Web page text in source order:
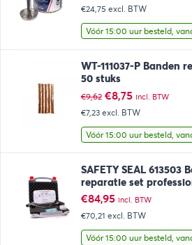
€24,75 excl. BTW
Vóór 15:00 uur besteld,
WT-111037-P Banden
50 stuks
€9,62 Oorspronkelijke
prijs
was:
€9,62.
€8,75Huidige
prijs
is:
€8,75.
incl. BTW
€7,23 excl. BTW
Vóór 15:00 uur besteld,
SAFETY SEAL 613503
reparatie set
€84,95 incl. BTW
€70,21 excl. BTW
Vóór 15:00 uur besteld,